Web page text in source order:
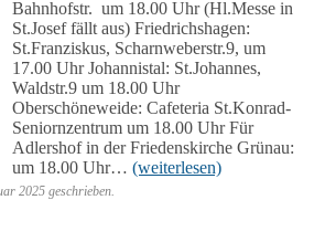
Bahnhofstr. um 18.00 Uhr (Hl.Messe in
St.Josef fällt aus) Friedrichshagen:
St.Franziskus, Scharnweberstr.9, um
17.00 Uhr Johannistal: St.Johannes,
Waldstr.9 um 18.00 Uhr
Oberschöneweide: Cafeteria St.Konrad-
Seniornzentrum um 18.00 Uhr Für
Adlershof in der Friedenskirche Grünau:
um 18.00 Uhr… (weiterlesen)
2025 geschrieben.